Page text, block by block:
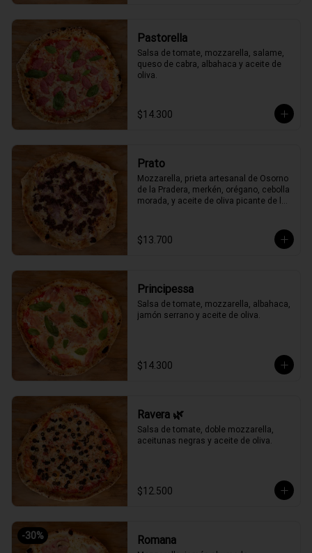
Pastorella
Salsa de tomate, mozzarella, salame,
queso de cabra, albahaca y aceite de
oliva.
$14.300
Prato
Mozzarella, prieta artesanal de Osorno
de la Pradera, merkén, orégano, cebolla
morada, y aceite de oliva picante de la
$13.700
Principessa
Salsa de tomate, mozzarella, albahaca,
jamón serrano y aceite de oliva.
$14.300
Ravera 🌿
Salsa de tomate, doble mozzarella,
aceitunas negras y aceite de oliva.
$12.500
-30% Romana